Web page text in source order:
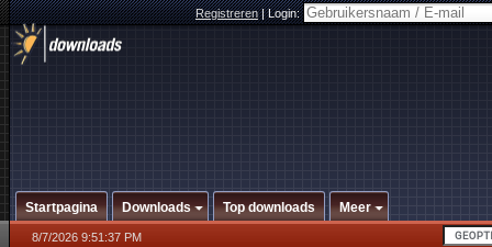
Registreren|Login:
Startpagina Downloads Top downloads Meer
8/7/2026 9:51:37 PM